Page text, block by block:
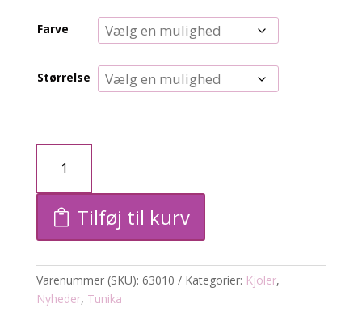
Farve
Størrelse
Tunika
m.
guldtryk
antal
Tilføj til kurv
Varenummer (SKU): 63010 Kategorier: Kjoler,
Nyheder, Tunika